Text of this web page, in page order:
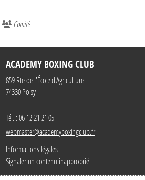
Comité
ACADEMY BOXING CLUB
859 Rte de l'École d'Agriculture
74330Poisy
Tél. :06 12 21 21 05
webmaster@academyboxingclub.fr
Informations légales
Signaler un contenu inapproprié